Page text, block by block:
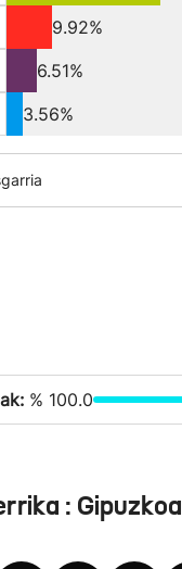
9.92%
6.51%
3.56%
% 100.0
: Gipuzkoa